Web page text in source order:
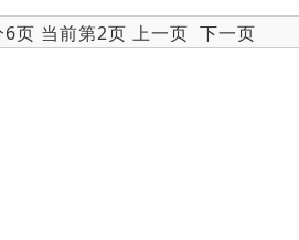
页 当前第2页 上一页 下一页